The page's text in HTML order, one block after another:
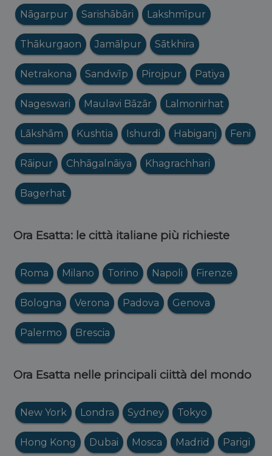
Nāgarpur Sarishābāri Lakshmīpur
Thākurgaon Jamālpur Sātkhira
Netrakona Sandwīp Pirojpur Patiya
Nageswari Maulavi Bāzār Lalmonirhat
Lākshām Kushtia Ishurdi Habiganj Feni
Rāipur Chhāgalnāiya Khagrachhari
Bagerhat
Ora Esatta: le città italiane più richieste
Roma Milano Torino Napoli Firenze
Bologna Verona Padova Genova
Palermo Brescia
Ora Esatta nelle principali ciittà del mondo
New York Londra Sydney Tokyo
Hong Kong Dubai Mosca Madrid Parigi